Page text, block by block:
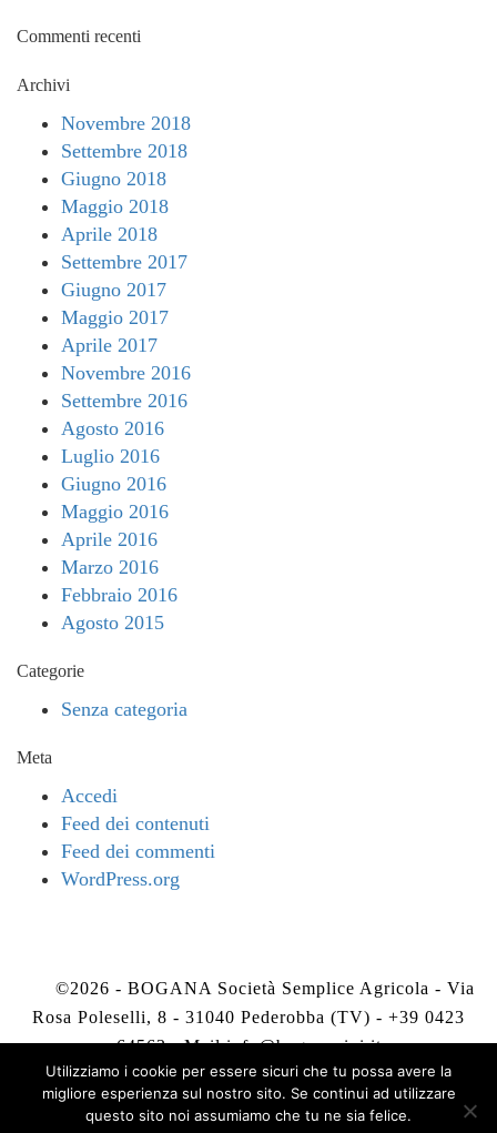
Commenti recenti
Archivi
Novembre 2018
Settembre 2018
Giugno 2018
Maggio 2018
Aprile 2018
Settembre 2017
Giugno 2017
Maggio 2017
Aprile 2017
Novembre 2016
Settembre 2016
Agosto 2016
Luglio 2016
Giugno 2016
Maggio 2016
Aprile 2016
Marzo 2016
Febbraio 2016
Agosto 2015
Categorie
Senza categoria
Meta
Accedi
Feed dei contenuti
Feed dei commenti
WordPress.org
©2026 - BOGANA Società Semplice Agricola - Via
Rosa Poleselli, 8 - 31040 Pederobba (TV) - +39 0423
64563 - Mailinfo@boganavini.it
Privacy Policy-Cookie Policy
Utilizziamo i cookie per essere sicuri che tu possa avere la
migliore esperienza sul nostro sito. Se continui ad utilizzare
questo sito noi assumiamo che tu ne sia felice.